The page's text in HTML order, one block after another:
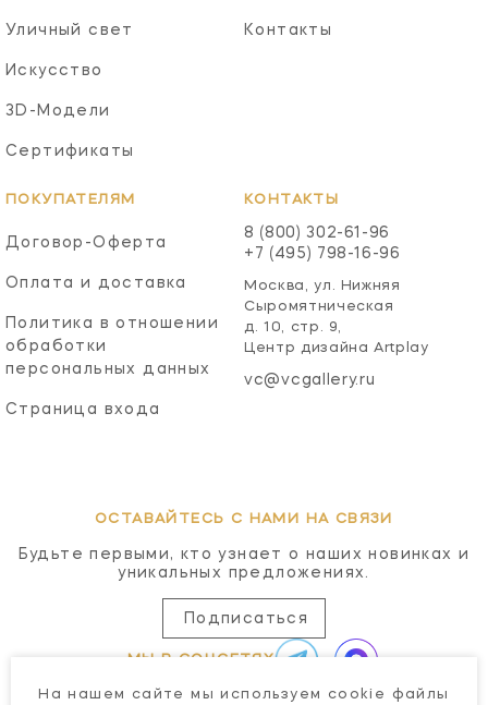
Уличный свет
Искусство
3D-Модели
Сертификаты
Контакты
ПОКУПАТЕЛЯМ
Договор-Оферта
Оплата и доставка
Политика в отношении
обработки
персональных данных
Страница входа
КОНТАКТЫ
8 (800) 302-61-96
+7 (495) 798-16-96
Москва, ул. Нижняя
Сыромятническая
д. 10, стр. 9,
Центр дизайна Artplay
vc@vcgallery.ru
ОСТАВАЙТЕСЬ С НАМИ НА СВЯЗИ
Будьте первыми, кто узнает о наших новинках и
уникальных предложениях.
Подписаться
МЫ В СОЦСЕТЯХ
На нашем сайте мы используем cookie файлы